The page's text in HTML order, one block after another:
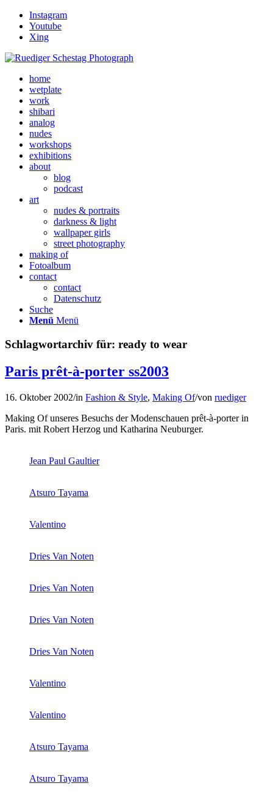
Instagram
Youtube
Xing
home
wetplate
work
shibari
analog
nudes
workshops
exhibitions
about
blog
podcast
art
nudes & portraits
darkness & light
wallpaper girls
street photography
making of
Fotoalbum
contact
contact
Datenschutz
Suche
Menü Menü
Schlagwortarchiv für: ready to wear
Paris prêt-à-porter ss2003
16. Oktober 2002/in Fashion & Style, Making Of/von ruediger
Making Of unseres Besuchs der Modenschauen prêt-à-porter in
Paris. mit Robert Herzog und Katharina Neuburger.
Jean Paul Gaultier
Atsuro Tayama
Valentino
Dries Van Noten
Dries Van Noten
Dries Van Noten
Dries Van Noten
Valentino
Valentino
Atsuro Tayama
Atsuro Tayama